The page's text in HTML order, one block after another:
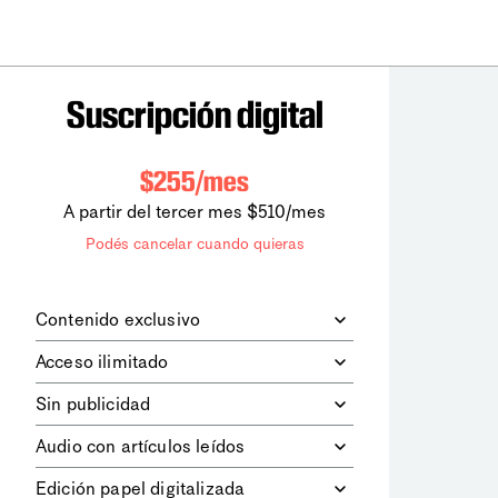
Suscripción digital
$255/mes
A partir del tercer mes $510/mes
Podés cancelar cuando quieras
Contenido exclusivo
digitales dela diaria
los contenidos de Le Monde
diplomatique.
Acceso ilimitado
contenidos.
Sin publicidad
publicitarios.
Audio con artículos leídos
Edición papel digitalizada